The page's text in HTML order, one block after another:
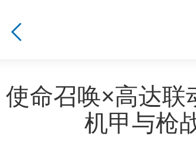
使命召唤×高达联
机甲与枪